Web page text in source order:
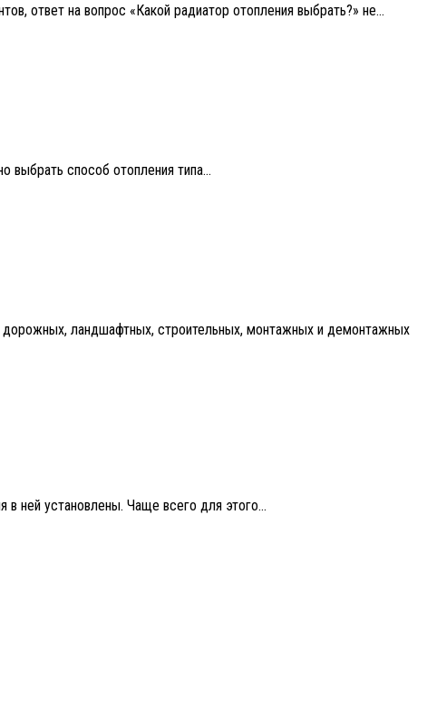
ответ на вопрос «Какой радиатор отопления выбрать?» не...
выбрать способ отопления типа...
дорожных, ландшафтных, строительных, монтажных и демонтажных
ней установлены. Чаще всего для этого...